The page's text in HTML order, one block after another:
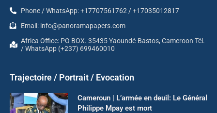
Phone / WhatsApp: +17707561762 / +17035012817
Email: info@panoramapapers.com
Africa Office: PO BOX. 35435 Yaoundé-Bastos, Cameroon Tél.
/ WhatsApp (+237) 699460010
Trajectoire / Portrait / Evocation
Cameroun | L’armée en deuil: Le Général
Philippe Mpay est mort